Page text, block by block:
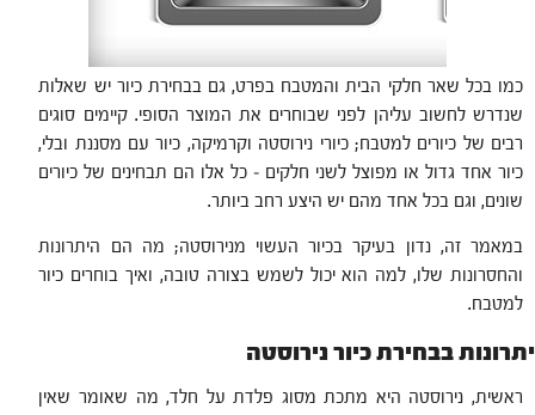
כמו בכל שאר חלקי הבית והמטבח בפרט, גם בבחירת כיור יש שאלות
שנדרש לחשוב עליהן לפני שבוחרים את המוצר הסופי. קיימים סוגים
רבים של כיורים למטבח; כיורי נירוסטה וקרמיקה, כיור עם מסננת ובלי,
כיור אחד גדול או מפוצל לשני חלקים – כל אלו הם תבחינים של כיורים
שונים, וגם בכל אחד מהם יש היצע רחב ביותר.
במאמר זה, נדון בעיקר בכיור העשוי מנירוסטה; מה הם היתרונות
והחסרונות שלו, למה הוא יכול לשמש בצורה טובה, ואיך בוחרים כיור
למטבח.
יתרונות בבחירת כיור נירוסטה
ראשית, נירוסטה היא מתכת מסוג פלדת על חלד, מה שאומר שאין